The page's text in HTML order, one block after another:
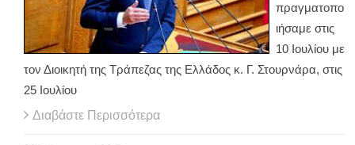
πραγματοπο
ιήσαμε στις
10 Ιουλίου με
τον Διοικητή της Τράπεζας της Ελλάδος κ. Γ. Στουρνάρα, στις
25 Ιουλίου
Διαβάστε Περισσότερα